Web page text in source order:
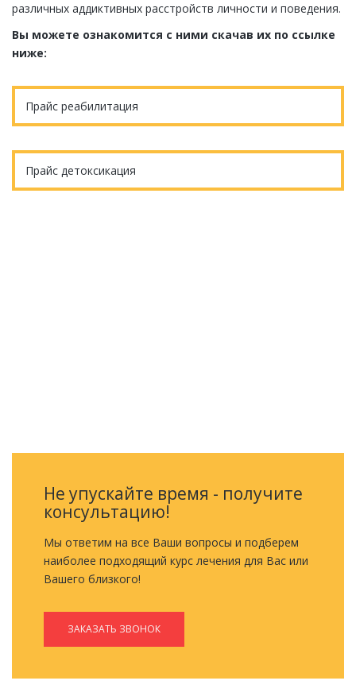
различных аддиктивных расстройств личности и поведения.
Вы можете ознакомится с ними скачав их по ссылке
ниже:
Прайс реабилитация
Прайс детоксикация
Не упускайте время - получите
консультацию!
Мы ответим на все Ваши вопросы и подберем
наиболее подходящий курс лечения для Вас или
Вашего близкого!
ЗАКАЗАТЬ ЗВОНОК